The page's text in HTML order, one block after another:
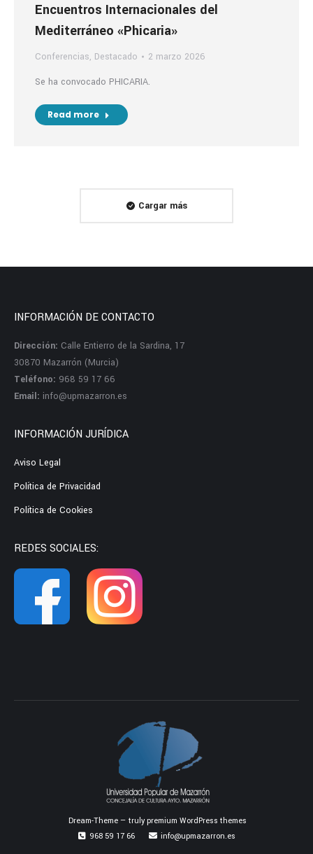
Encuentros Internacionales del
Mediterráneo «Phicaria»
Conferencias, Destacado
2 marzo 2026
Se ha convocado PHICARIA.
Read more
Cargar más
INFORMACIÓN DE CONTACTO
Dirección: Calle Entierro de la Sardina, 17
30870 Mazarrón (Murcia)
Teléfono: 968 59 17 66
Email: info@upmazarron.es
INFORMACIÓN JURÍDICA
Aviso Legal
Política de Privacidad
Política de Cookies
REDES SOCIALES:
Dream-Theme — trulypremium WordPress themes
968 59 17 66
info@upmazarron.es